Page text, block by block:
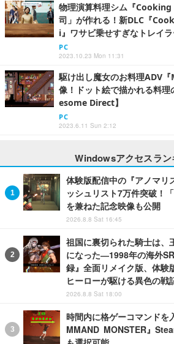
物理演算料理シム『
司」が作れる！新DLC『
i』ワサビ乗せすぎなトレイ
PC
2023.10.23 Mon 11:31
駆け出し魔女のお料理ADV
像！ドット絵で描かれる料
esome Direct】
PC
2023.6.11 Sun 2:12
Windowsアクセスラン
体験版配信中の『アノマリ
ッシュリスト7万件突破！
を兼ねた記念映像も公開
2026.8.8 Sat 16:45
祖国に裏切られた騎士は、
になった―1998年の海外
録』全面リメイク版、体験
ヒーローが駆ける異色の戦
2026.8.8 Sat 18:00
時間内に格ゲーコマンドを
MMAND MONSTER』
も選択可能